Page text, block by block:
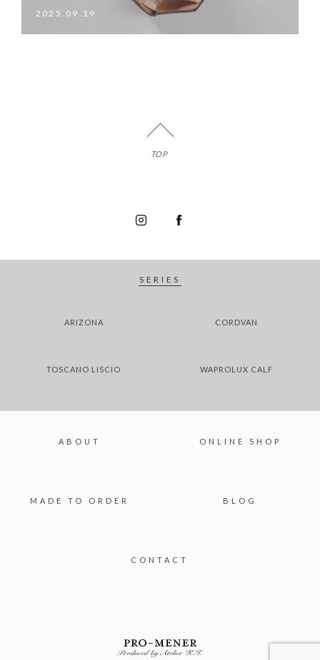
2025.09.19
TOP
SERIES
ARIZONA CORDVAN
TOSCANO LISCIO WAPROLUX CALF
ABOUT ONLINE SHOP
MADE TO ORDER BLOG
CONTACT